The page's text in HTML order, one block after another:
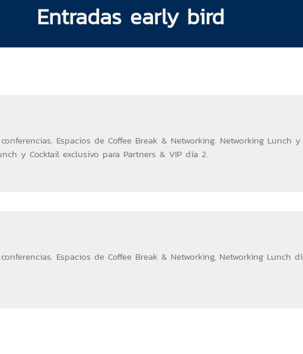
Entradas early bird
Espacios de Coffee Break & Networking. Networking Lunch
y Cocktail exclusivo para Partners & VIP día 2.
Espacios de Coffee Break & Networking, Networking Lunch